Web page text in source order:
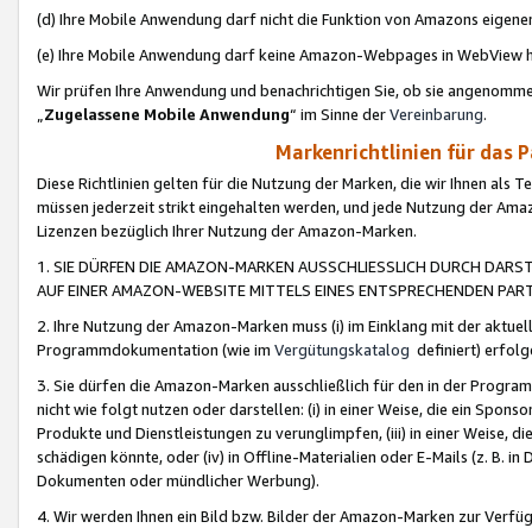
(d) Ihre Mobile Anwendung darf nicht die Funktion von Amazons
(e) Ihre Mobile Anwendung darf keine Amazon-Webpages in WebView
Wir prüfen Ihre Anwendung und benachrichtigen Sie, ob sie
„Zugelassene Mobile Anwendung“ im Sinne derVereinbarung.
Markenrichtlinien für das
Diese Richtlinien gelten für die Nutzung der Marken, die wir Ihnen als
müssen jederzeit strikt eingehalten werden, und jede Nutzung der
Lizenzen bezüglich Ihrer Nutzung der Amazon-Marken.
1. SIE DÜRFEN DIE AMAZON-MARKEN AUSSCHLIESSLICH DURCH
AUF EINER AMAZON-WEBSITE MITTELS EINES ENTSPRECHENDEN
2. Ihre Nutzung der Amazon-Marken muss (i) im Einklang mit der
Programmdokumentation (wie im Vergütungskatalog definiert)
3. Sie dürfen die Amazon-Marken ausschließlich für den in der
nicht wie folgt nutzen oder darstellen: (i) in einer Weise, die ein
Produkte und Dienstleistungen zu verunglimpfen, (iii) in einer Weise,
schädigen könnte, oder (iv) in Offline-Materialien oder E-Mails (z. B. in
Dokumenten oder mündlicher Werbung).
4. Wir werden Ihnen ein Bild bzw. Bilder der Amazon-Marken zur